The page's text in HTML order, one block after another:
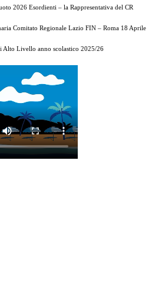
2026 Esordienti – la Rappresentativa del CR
Comitato Regionale Lazio FIN – Roma 18 Aprile
Alto Livello anno scolastico 2025/26